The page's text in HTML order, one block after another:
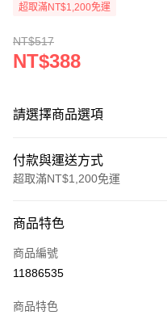
超取滿NT$1,200免運
NT$517
NT$388
請選擇商品選項
付款與運送方式
超取滿NT$1,200免運
信用卡一次付款
超商取貨付款
商品特色
商品編號
11886535
商品特色